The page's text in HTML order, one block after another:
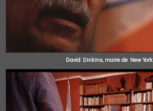
David Dinkins, maire de New York